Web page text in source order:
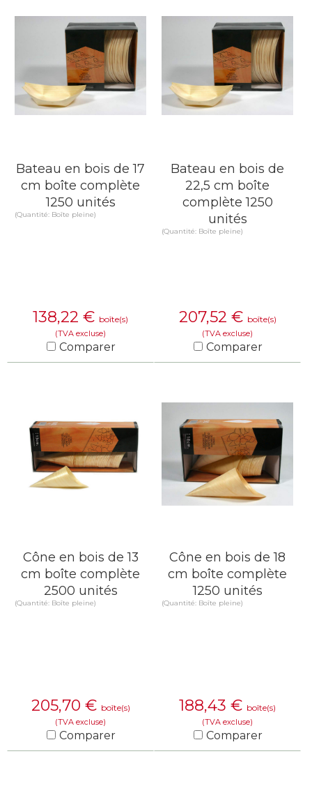
Bateau en bois de 17
cm boîte complète
1250 unités
(Quantité: Boîte pleine)
138,22 € boîte(s)
(TVA excluse)
Comparer
Bateau en bois de
22,5 cm boîte
complète 1250
unités
(Quantité: Boîte pleine)
207,52 € boîte(s)
(TVA excluse)
Comparer
Cône en bois de 13
cm boîte complète
2500 unités
(Quantité: Boîte pleine)
205,70 € boîte(s)
(TVA excluse)
Comparer
Cône en bois de 18
cm boîte complète
1250 unités
(Quantité: Boîte pleine)
188,43 € boîte(s)
(TVA excluse)
Comparer